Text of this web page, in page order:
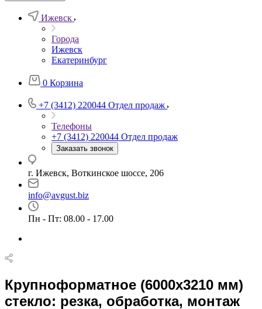
Ижевск
Города
Ижевск
Екатеринбург
0 Корзина
+7 (3412) 220044 Отдел продаж
Телефоны
+7 (3412) 220044 Отдел продаж
Заказать звонок
г. Ижевск, Воткинское шоссе, 206
info@avgust.biz
Пн - Пт: 08.00 - 17.00
Крупноформатное (6000x3210 мм)
стекло: резка, обработка, монтаж